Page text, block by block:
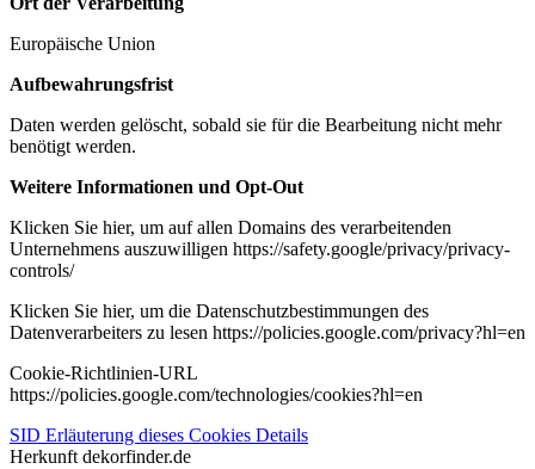
Europäische Union
Aufbewahrungsfrist
Daten werden gelöscht, sobald sie für die Bearbeitung nicht mehr
benötigt werden.
Weitere Informationen und Opt-Out
Klicken Sie hier, um auf allen Domains des verarbeitenden
Unternehmens auszuwilligen https://safety.google/privacy/privacy-
controls/
Klicken Sie hier, um die Datenschutzbestimmungen des
Datenverarbeiters zu lesen https://policies.google.com/privacy?hl=en
Cookie-Richtlinien-URL
https://policies.google.com/technologies/cookies?hl=en
SID Erläuterung dieses Cookies Details
Herkunft dekorfinder.de